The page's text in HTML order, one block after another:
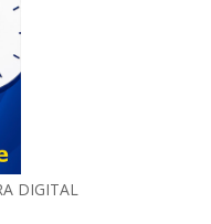
DIGITAL